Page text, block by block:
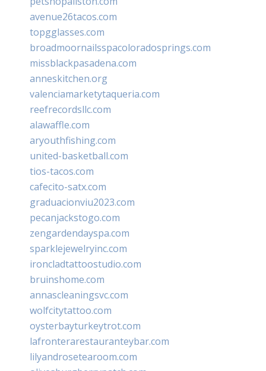
avenue26tacos.com
topgglasses.com
broadmoornailsspacoloradosprings.com
missblackpasadena.com
anneskitchen.org
valenciamarketytaqueria.com
reefrecordsllc.com
alawaffle.com
aryouthfishing.com
united-basketball.com
tios-tacos.com
cafecito-satx.com
graduacionviu2023.com
pecanjackstogo.com
zengardendayspa.com
sparklejewelryinc.com
ironcladtattoostudio.com
bruinshome.com
annascleaningsvc.com
wolfcitytattoo.com
oysterbayturkeytrot.com
lafronterarestauranteybar.com
lilyandrosetearoom.com